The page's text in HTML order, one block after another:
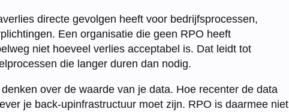
directe gevolgen heeft voor bedrijfsprocessen,
Een organisatie die geen RPO heeft
niet hoeveel verlies acceptabel is. Dat leidt tot
die langer duren dan nodig.
over de waarde van je data. Hoe recenter de data
je back-upinfrastructuur moet zijn. RPO is daarmee niet